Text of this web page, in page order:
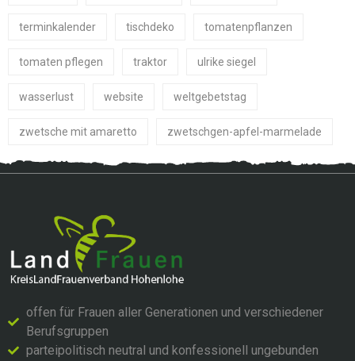
terminkalender tischdeko tomatenpflanzen
tomaten pflegen traktor ulrike siegel
wasserlust website weltgebetstag
zwetsche mit amaretto zwetschgen-apfel-marmelade
offen für Frauen aller Generationen und verschiedener
Berufsgruppen
parteipolitisch neutral und konfessionell ungebunden